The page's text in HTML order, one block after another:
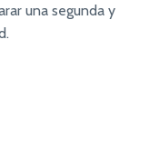
una segunda y